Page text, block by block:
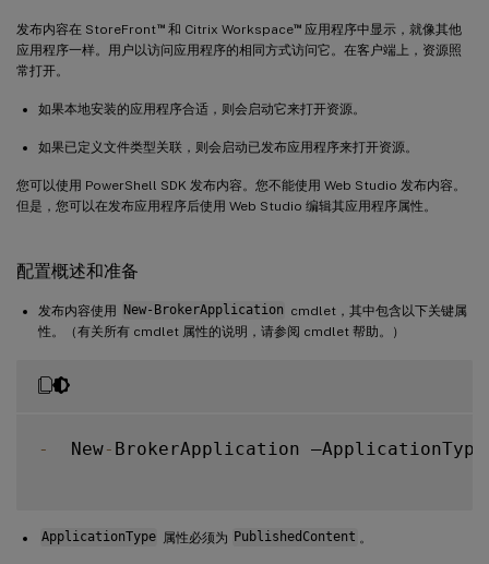
发布内容在 StoreFront™和 Citrix Workspace™ 应用程序中显示，就像其他
应用程序一样。用户以访问应用程序的相同方式访问它。在客户端上，资源照
常打开。
如果本地安装的应用程序合适，则会启动它来打开资源。
如果已定义文件类型关联，则会启动已发布应用程序来打开资源。
您可以使用 PowerShell SDK 发布内容。您不能使用 Web Studio 发布内容。
但是，您可以在发布应用程序后使用 Web Studio 编辑其应用程序属性。
配置概述和准备
发布内容使用 New-BrokerApplication cmdlet，其中包含以下关键属
性。（有关所有 cmdlet 属性的说明，请参阅 cmdlet 帮助。）
-
  New
- BrokerApplication
ApplicationType 属性必须为 PublishedContent 。